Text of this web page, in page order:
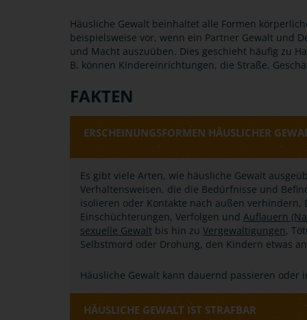
Häusliche Gewalt beinhaltet alle Formen
beispielsweise vor, wenn ein Partner Gewalt und
und Macht auszuüben. Dies geschieht häufig zu
B. können Kindereinrichtungen, die Straße,
FAKTEN
ERSCHEINUNGSFORMEN HÄUSLICHER
Es gibt viele Arten, wie häusliche Gewalt
Verhaltensweisen, die die Bedürfnisse und
isolieren oder Kontakte nach außen verhindern,
Einschüchterungen, Verfolgen und Auflauern
sexuelle Gewalt bis hin zu Vergewaltigungen,
Selbstmord oder Drohung, den Kindern etwas
Häusliche Gewalt kann dauernd passieren
HÄUSLICHE GEWALT IST STRAFBAR